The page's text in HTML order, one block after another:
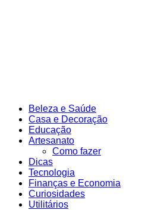
Beleza e Saúde
Casa e Decoração
Educação
Artesanato
Como fazer
Dicas
Tecnologia
Finanças e Economia
Curiosidades
Utilitários